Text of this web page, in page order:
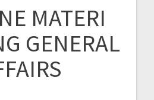
MATERI
GENERAL